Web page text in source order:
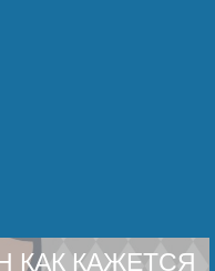
КАК КАЖЕТСЯ